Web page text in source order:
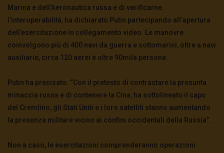
Marina e dell’Aeronautica russa e di verificarne
l’interoperabilità, ha dichiarato Putin partecipando all’apertura
dell’esercitazione in collegamento video. Le manovre
coinvolgono più di 400 navi da guerra e sottomarini, oltre a navi
ausiliarie, circa 120 aerei e oltre 90mila persone.
Putin ha precisato: “Con il pretesto di contrastare la presunta
minaccia russa e di contenere la Cina, ha sottolineato il capo
del Cremlino, gli Stati Uniti e i loro satelliti stanno aumentando
la presenza militare vicino ai confini occidentali della Russia”.
Non a caso, le esercitazioni comprenderanno operazioni